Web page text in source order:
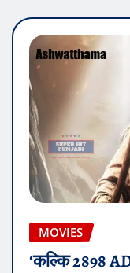
MOVIES
‘कल्कि 2898